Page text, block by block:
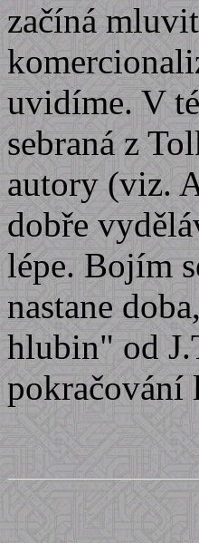
začíná
uvidíme. V
sebraná z
autory (viz.
dobře
lépe. Bojím
nastane
hlubin" od
pokračování